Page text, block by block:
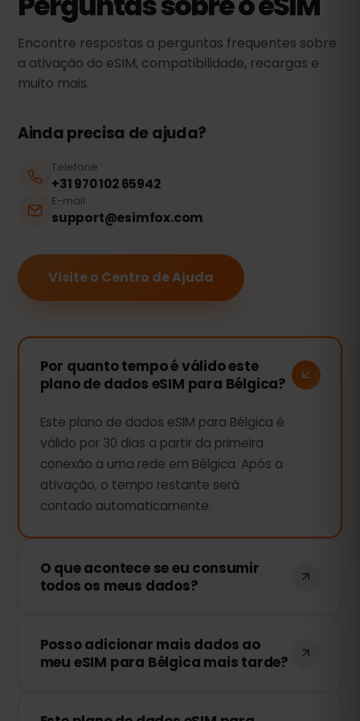
Encontre respostas a perguntas frequentes sobre
a ativação do eSIM, compatibilidade, recargas e
muito mais.
Ainda precisa de ajuda?
Telefone
+31 970 102 65942
E-mail
support@esimfox.com
Visite o Centro de Ajuda
Por quanto tempo é válido este
plano de dados eSIM para Bélgica?
Este plano de dados eSIM para Bélgica é
válido por 30 dias a partir da primeira
conexão a uma rede em Bélgica. Após a
ativação, o tempo restante será
contado automaticamente.
O que acontece se eu consumir
todos os meus dados?
dados, sua conexão será interrompida.
Você pode recarregar facilmente sua
Posso adicionar mais dados ao
meu eSIM para Bélgica mais tarde?